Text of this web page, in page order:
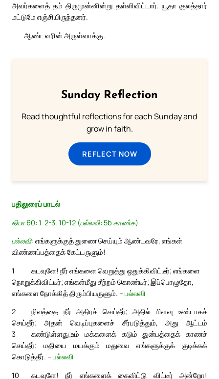
அவர்களைத் தம் திருமுன்னின்று தள்ளிவிட்டார். யூதா குலத்தார்
மட்டுமே எஞ்சியிருந்தனர்.
ஆண்டவரின் அருள்வாக்கு.
Sunday Reflection
Read thoughtful reflections for each Sunday and
grow in faith.
REFLECT NOW
பதிலுரைப் பாடல்
திபா 60: 1. 2-3. 10-12 (பல்லவி: 5b காண்க)
பல்லவி: எங்களுக்குத் துணை செய்யும் ஆண்டவரே, எங்கள்
விண்ணப்பத்தைக் கேட்டருளும்!
1
கடவுளே! நீர் எங்களை வெறுத்து ஒதுக்கிவிட்டீர்; எங்களை
நொறுக்கிவிட்டீர்; எங்கள்மீது சீற்றம் கொண்டீர்; இப்பொழுதோ,
எங்களை நோக்கித் திரும்பியருளும். – பல்லவி
2
நிலத்தை நீர் அதிரச் செய்தீர்; அதில் பிளவு உண்டாகச்
செய்தீர்; அதன் வெடிப்புகளைச் சீர்படுத்தும், அது ஆட்டம்
கண்டுள்ளது;
3
உம் மக்களைக் கடும் துன்பத்தைக் காணச்
செய்தீர்; மதியை மயக்கும் மதுவை எங்களுக்குக் குடிக்கக்
கொடுத்தீர். – பல்லவி
10
கடவுளே! நீர் எங்களைக் கைவிட்டு விட்டீர் அன்றோ!